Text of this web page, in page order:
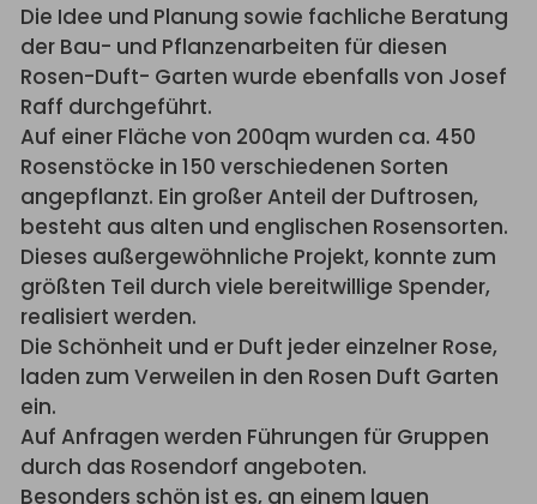
Die Idee und Planung sowie fachliche Beratung
der Bau- und Pflanzenarbeiten für diesen
Rosen-Duft- Garten wurde ebenfalls von Josef
Raff durchgeführt.
Auf einer Fläche von 200qm wurden ca. 450
Rosenstöcke in 150 verschiedenen Sorten
angepflanzt. Ein großer Anteil der Duftrosen,
besteht aus alten und englischen Rosensorten.
Dieses außergewöhnliche Projekt, konnte zum
größten Teil durch viele bereitwillige Spender,
realisiert werden.
Die Schönheit und er Duft jeder einzelner Rose,
laden zum Verweilen in den Rosen Duft Garten
ein.
Auf Anfragen werden Führungen für Gruppen
durch das Rosendorf angeboten.
Besonders schön ist es, an einem lauen